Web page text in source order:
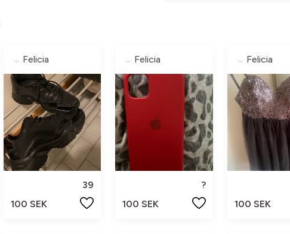
Felicia
39
100 SEK
Felicia
?
100 SEK
Felicia
100 SEK